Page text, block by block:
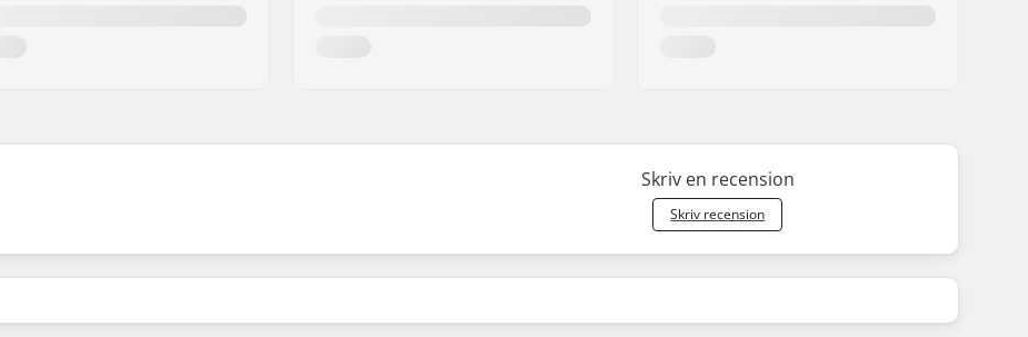
Skriv en recension
Skriv recension